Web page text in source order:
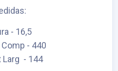
- 16,5
Comp - 440
Larg - 144